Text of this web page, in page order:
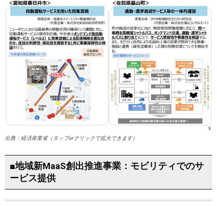
出典：経済産業省（タップorクリックで拡大できます）
■地域新MaaS創出推進事業：モビリティでのサ
ービス提供